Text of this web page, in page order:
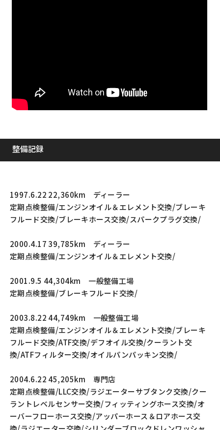
整備記録
1997.6.22 22,360km ディーラー
定期点検整備/エンジンオイル＆エレメント交換/ブレーキ
フルード交換/ブレーキホース交換/スパークプラグ交換/
2000.4.17 39,785km ディーラー
定期点検整備/エンジンオイル＆エレメント交換/
2001.9.5 44,304km 一般整備工場
定期点検整備/ブレーキフルード交換/
2003.8.22 44,749km 一般整備工場
定期点検整備/エンジンオイル＆エレメント交換/ブレーキ
フルード交換/ATF交換/デフオイル交換/クーラント交
換/ATFフィルター交換/オイルパンパッキン交換/
2004.6.22 45,205km 専門店
定期点検整備/LLC交換/ラジエーターサブタンク交換/クー
ラントレベルセンサー交換/フィッティングホース交換/オ
ーバーフローホース交換/アッパーホース＆ロアホース交